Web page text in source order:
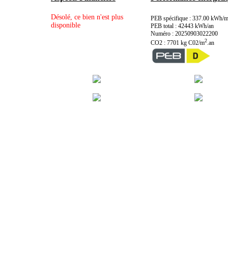
Désolé, ce bien n'est plus
disponible
PEB spécifique : 337.00 kWh/m
PEB total : 42443 kWh/an
Numéro : 20250903022200
CO2 : 7701 kg C02/m2.an